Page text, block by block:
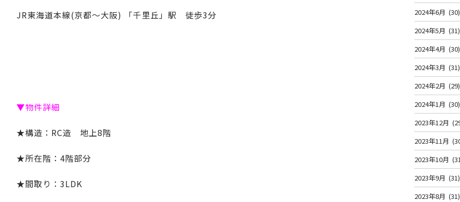
JR東海道本線(京都～大阪) 「千里丘」駅 徒歩3分
▼物件詳細
★構造：RC造 地上8階
★所在階：4階部分
★間取り：3LDK
2024年6月 (30)
2024年5月 (31)
2024年4月 (30)
2024年3月 (31)
2024年2月 (29)
2024年1月 (30)
2023年12月
2023年11月
2023年10月
2023年9月 (31)
2023年8月 (31)